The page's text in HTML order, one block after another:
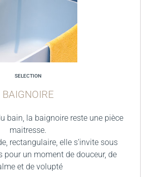
SELECTION
BAIGNOIRE
bain, la baignoire reste une pièce
maitresse.
rectangulaire, elle s’invite sous
pour un moment de douceur, de
et de volupté